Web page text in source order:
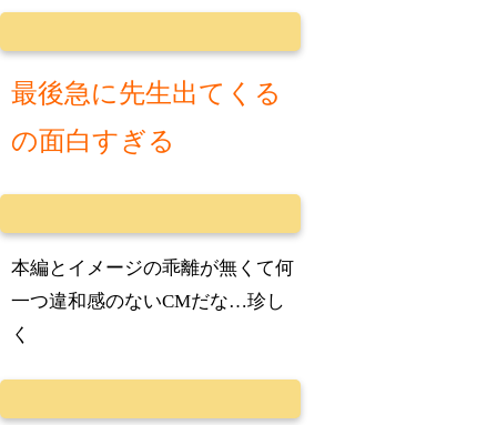
最後急に先生出てくる
の面白すぎる
本編とイメージの乖離が無くて何
一つ違和感のないCMだな…珍し
く